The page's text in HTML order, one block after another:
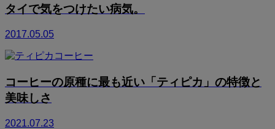
タイで気をつけたい病気。
2017.05.05
コーヒーの原種に最も近い「ティピカ」の特徴と
美味しさ
2021.07.23